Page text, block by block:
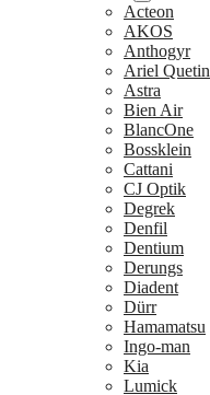
Acteon
AKOS
Anthogyr
Ariel Quetin
Astra
Bien Air
BlancOne
Bossklein
Cattani
CJ Optik
Degrek
Denfil
Dentium
Derungs
Diadent
Dürr
Hamamatsu
Ingo-man
Kia
Lumick